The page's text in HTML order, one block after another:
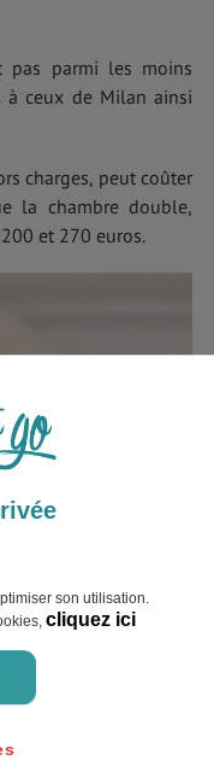
pas parmi les moins
à ceux de Milan ainsi
charges, peut coûter
la chambre double,
et 270 euros.
son utilisation.
cliquez ici